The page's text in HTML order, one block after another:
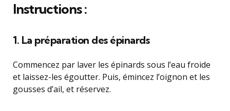
Instructions :
1. La préparation des épinards
Commencez par laver les épinards sous l’eau froide
et laissez-les égoutter. Puis, émincez l’oignon et les
gousses d’ail, et réservez.